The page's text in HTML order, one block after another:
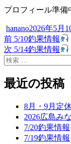
プロフィール準備
投
稿
者
hanano投
稿
日:
2026年5月
投
稿
ビ
前 過
去
の
稿:
5/10釣果情報
次 次
の
稿:
5/14釣果情報
検
対
象:
最近の投稿
8月・9月定
2026広島み
7/20釣果情報
7/19釣果情報